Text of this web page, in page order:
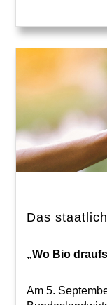
Das
„Wo Bio
Am 5.